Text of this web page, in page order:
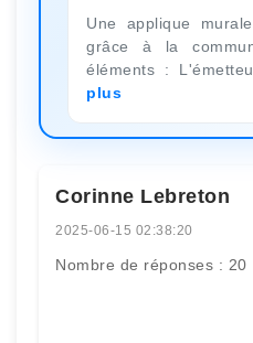
Une applique
grâce à la
éléments :
plus
Corinne Lebreton
2025-06-15 02:38:20
Nombre de réponses : 20